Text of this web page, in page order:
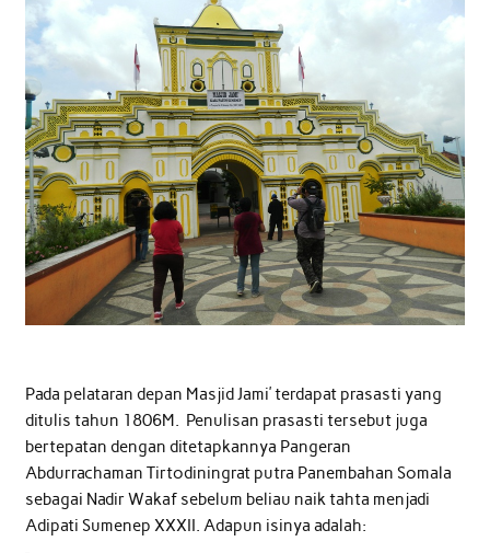
Pada pelataran depan Masjid Jami’ terdapat prasasti yang
ditulis tahun 1806M. Penulisan prasasti tersebut juga
bertepatan dengan ditetapkannya Pangeran
Abdurrachaman Tirtodiningrat putra Panembahan Somala
sebagai Nadir Wakaf sebelum beliau naik tahta menjadi
Adipati Sumenep XXXII. Adapun isinya adalah: